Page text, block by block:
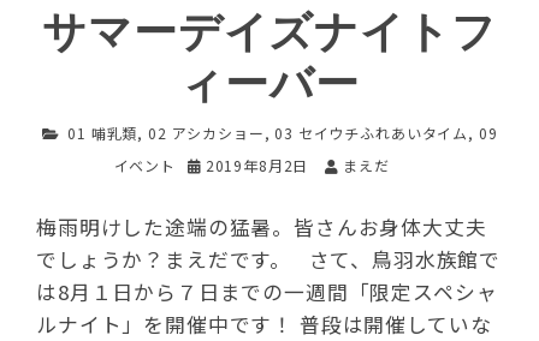
サマーデイズナイトフ
ィーバー
01 哺乳類,02 アシカショー,03 セイウチふれあいタイム, 09
イベント
2019年8月2日 まえだ
梅雨明けした途端の猛暑。皆さんお身体大丈夫
でしょうか？まえだです。 さて、鳥羽水族館で
は8月１日から７日までの一週間「限定スペシャ
ルナイト」を開催中です！ 普段は開催していな